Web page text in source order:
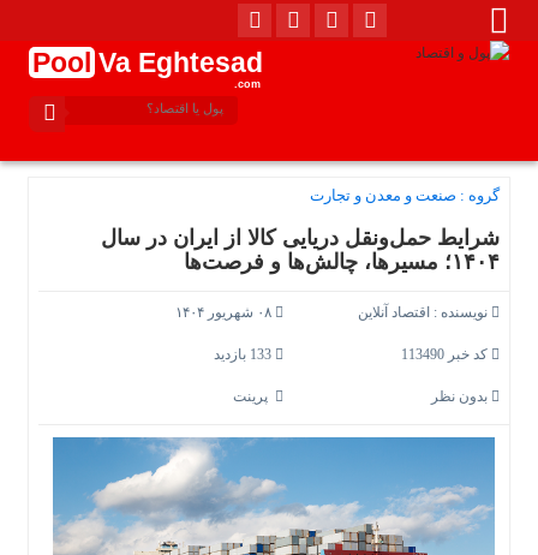
Pool Va Eghtesad
.com
گروه : صنعت و معدن و تجارت
شرایط حمل‌ونقل دریایی کالا از ایران در سال
۱۴۰۴؛ مسیرها، چالش‌ها و فرصت‌ها
نویسنده : اقتصاد آنلاین ۰۸ شهریور ۱۴۰۴
کد خبر 113490 133 بازدید
بدون نظر پرینت